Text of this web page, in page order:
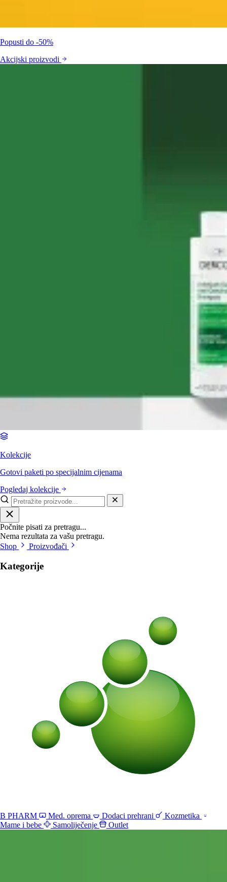
Popusti do -50%
Akcijski proizvodi
Kolekcije
Gotovi paketi po specijalnim cijenama
Pogledaj kolekcije
Počnite pisati za pretragu...
Nema rezultata za vašu pretragu.
Shop
Proizvođači
Kategorije
B PHARM Med. oprema Dodaci prehrani
Kozmetika
Mame i bebe
Samoliječenje Outlet